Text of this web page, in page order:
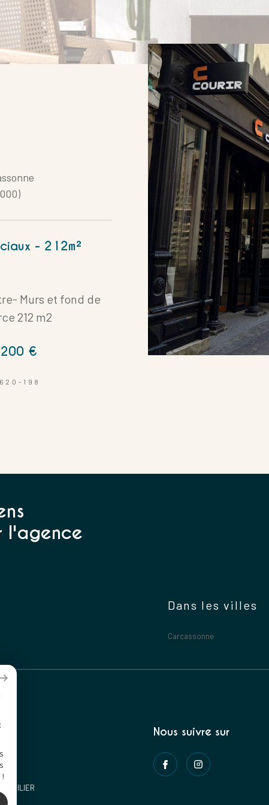
- 212m²
Murs et fond de
212 m2
€
198
l'agence
Dans les villes
Carcassonne
Nous suivre sur
FILTRER PAR
Exclusivités